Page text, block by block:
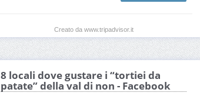
Creato da www.tripadvisor.it
8 locali dove gustare i “tortiei da
patate” della val di non - Facebook